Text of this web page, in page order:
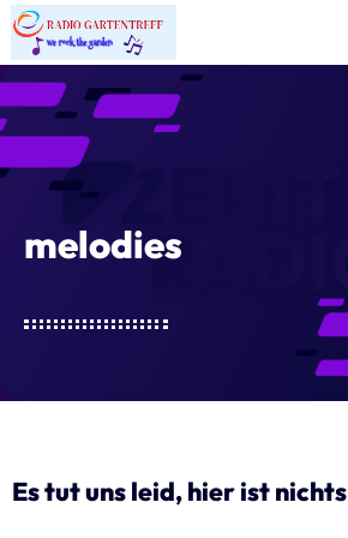
Home
Interaktiv
melodies
Es tut uns leid, hier ist nichts